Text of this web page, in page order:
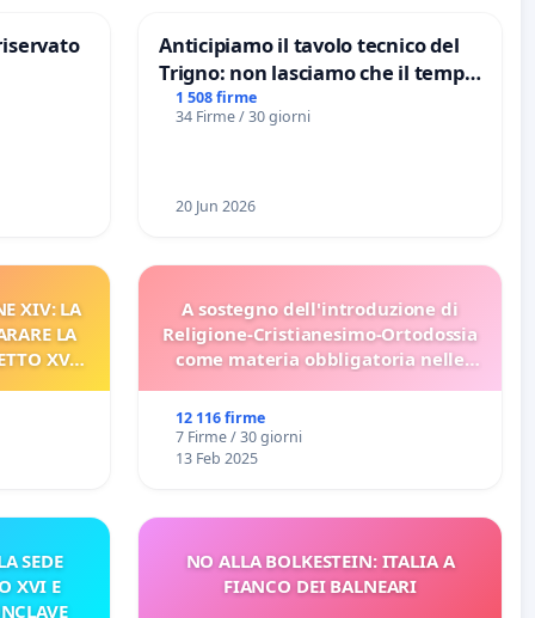
Anticipiamo il tavolo tecnico del
Trigno: non lasciamo che il tempo
rallenti le ricerche di Domenico
Racanati
1 508 firme
34 Firme / 30 giorni
20 Jun 2026
XIV: LA
LA
XVI
A sostegno dell'introduzione di
Religione-Cristianesimo-Ortodossia
come materia obbligatoria nelle
12 116 firme
7 Firme / 30 giorni
13 Feb 2025
SEDE
XVI E
NO ALLA BOLKESTEIN: ITALIA A
FIANCO DEI BALNEARI